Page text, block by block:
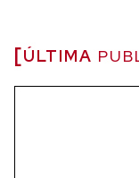
ÚLTIMA